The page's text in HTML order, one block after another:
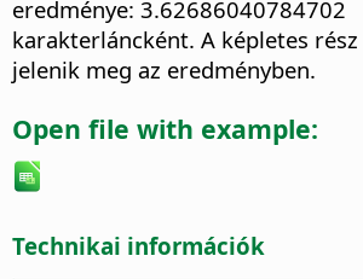
eredménye: 3.62686040784702
karakterláncként. A képletes
jelenik meg az eredményben.
Open file with example:
Technikai információk